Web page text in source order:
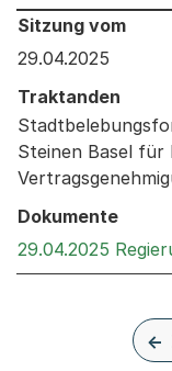
Behandelt an
Sitzung vom
29.04.2025
Traktanden
Steinen Basel
Dokumente
29.04.2025